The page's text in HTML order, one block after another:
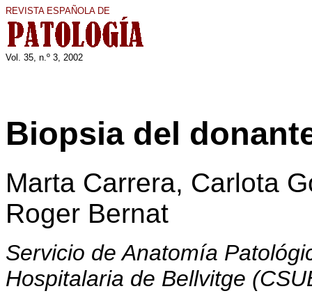
REVISTA ESPAÑOLA DE
Vol. 35, n.º 3, 2002
Biopsia del
Marta Carrera, Carlota
Roger Bernat
Servicio de Anatomía
Hospitalaria de Bellvitge